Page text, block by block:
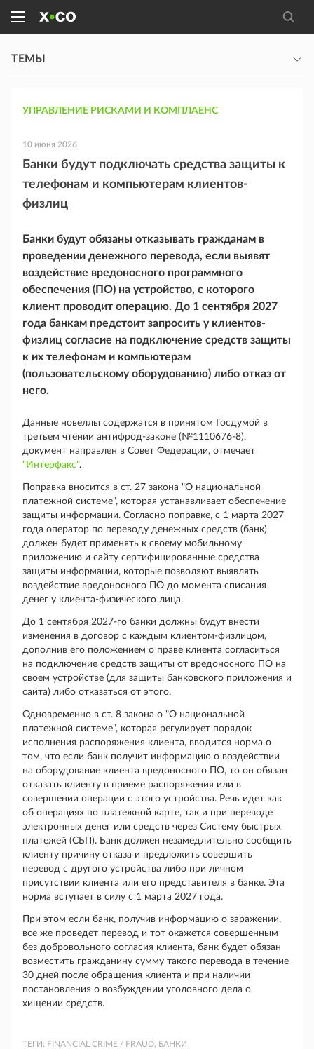
ТЕМЫ
УПРАВЛЕНИЕ РИСКАМИ И КОМПЛАЕНС
10 июня 2026
Банки будут подключать средства защиты к
телефонам и компьютерам клиентов-
физлиц
Банки будут обязаны отказывать гражданам в
проведении денежного перевода, если выявят
воздействие вредоносного программного
обеспечения (ПО) на устройство, с которого
клиент проводит операцию. До 1 сентября 2027
года банкам предстоит запросить у клиентов-
физлиц согласие на подключение средств защиты
к их телефонам и компьютерам
(пользовательскому оборудованию) либо отказ от
него.
Данные новеллы содержатся в принятом Госдумой в
третьем чтении антифрод-законе (№1110676-8),
документ направлен в Совет Федерации, отмечает
"Интерфакс".
Поправка вносится в ст. 27 закона "О национальной
платежной системе", которая устанавливает обеспечение
защиты информации. Согласно поправке, с 1 марта 2027
года оператор по переводу денежных средств (банк)
должен будет применять к своему мобильному
приложению и сайту сертифицированные средства
защиты информации, которые позволяют выявлять
воздействие вредоносного ПО до момента списания
денег у клиента-физического лица.
До 1 сентября 2027-го банки должны будут внести
изменения в договор с каждым клиентом-физлицом,
дополнив его положением о праве клиента согласиться
на подключение средств защиты от вредоносного ПО на
своем устройстве (для защиты банковского приложения и
сайта) либо отказаться от этого.
Одновременно в ст. 8 закона о "О национальной
платежной системе", которая регулирует порядок
исполнения распоряжения клиента, вводится норма о
том, что если банк получит информацию о воздействии
на оборудование клиента вредоносного ПО, то он обязан
отказать клиенту в приеме распоряжения или в
совершении операции с этого устройства. Речь идет как
об операциях по платежной карте, так и при переводе
электронных денег или средств через Систему быстрых
платежей (СБП). Банк должен незамедлительно сообщить
клиенту причину отказа и предложить совершить
перевод с другого устройства либо при личном
присутствии клиента или его представителя в банке. Эта
норма вступает в силу с 1 марта 2027 года.
При этом если банк, получив информацию о заражении,
все же проведет перевод и тот окажется совершенным
без добровольного согласия клиента, банк будет обязан
возместить гражданину сумму такого перевода в течение
30 дней после обращения клиента и при наличии
постановления о возбуждении уголовного дела о
хищении средств.
ТЕГИ: FINANCIAL CRIME / FRAUD, БАНКИ